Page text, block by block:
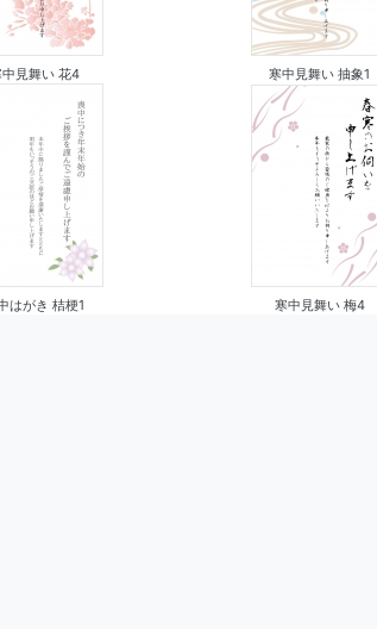
見舞い 花4 寒中見舞い 抽象1
はがき 桔梗1 寒中見舞い 梅4